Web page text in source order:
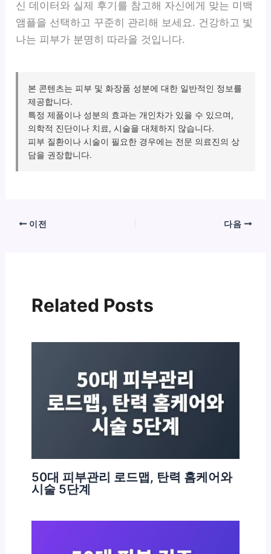
신 데이터와 실제 후기를 참고해 자신에게 맞는 미백
앰플을 선택하고 꾸준히 관리해 보세요. 건강하고 빛
나는 피부가 분명히 따라올 것입니다.
본 콘텐츠는 피부 및 화장품 성분에 대한 일반적인 정보를
제공합니다.
특정 제품이나 성분의 효과는 개인차가 있을 수 있으며,
의학적 진단이나 치료, 시술을 대체하지 않습니다.
피부 질환이나 시술이 필요한 경우에는 전문 의료진의 상
담을 권장합니다.
이전 다음
Related Posts
50대 피부관리 로드맵, 탄력 홈케어와
시술 5단계